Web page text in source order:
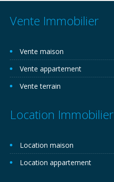
Vente Immobilier
Vente maison
Vente appartement
Vente terrain
Location Immobilier
Location maison
Location appartement